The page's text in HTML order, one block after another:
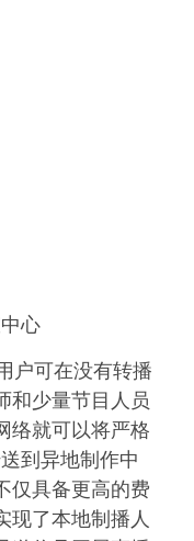
心
户可在没有转播
和少量节目人员
络就可以将严格
到异地制作中
仅具备更高的费
现了本地制播人